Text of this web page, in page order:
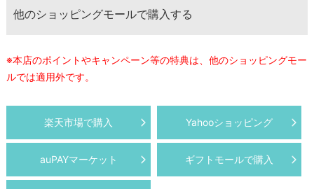
他のショッピングモールで購入する
※本店のポイントやキャンペーン等の特典は、他のショッピングモー
ルでは適用外です。
楽天市場で購入 Yahooショッピング
auPAYマーケット ギフトモールで購入